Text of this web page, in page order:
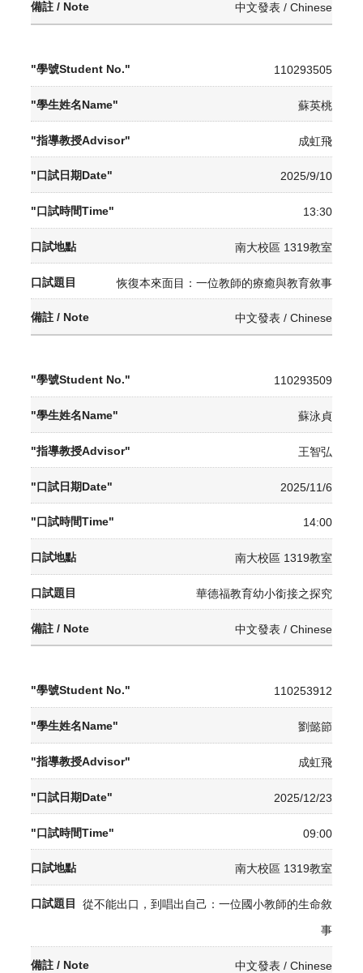
中文發表 / Chinese
110293505
蘇英桃
成虹飛
2025/9/10
13:30
南大校區 1319教室
恢復本來面目：一位教師的療癒與教育敘事
中文發表 / Chinese
110293509
蘇泳貞
王智弘
2025/11/6
14:00
南大校區 1319教室
華德福教育幼小銜接之探究
中文發表 / Chinese
110253912
劉懿節
成虹飛
2025/12/23
09:00
南大校區 1319教室
從不能出口，到唱出自己：一位國小教師的生命敘
事
中文發表 / Chinese